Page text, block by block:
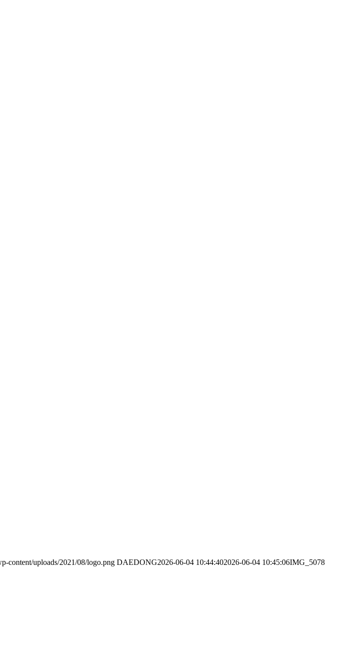
content/uploads/2021/08/logo.png DAEDONG2026-06-04 10:44:402026-06-04 10:45:06IMG_5078